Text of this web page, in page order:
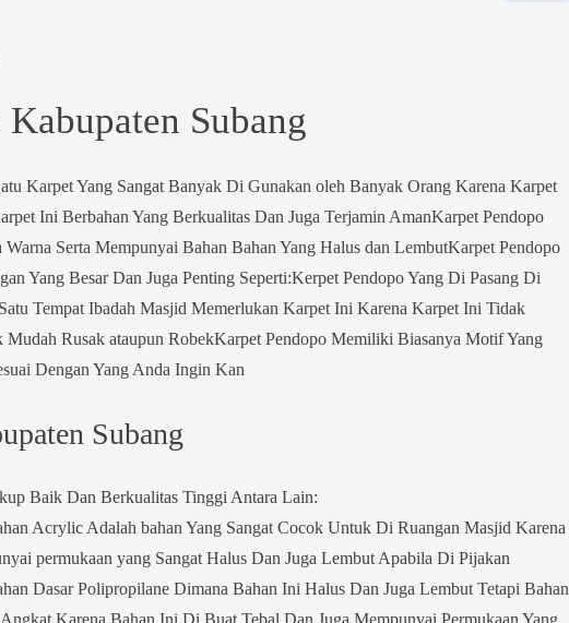
Subang
Karpet Yang Sangat Banyak Di Gunakan oleh Banyak Orang Karena Karpet
Ini Berbahan Yang Berkualitas Dan Juga Terjamin AmanKarpet Pendopo
Serta Mempunyai Bahan Bahan Yang Halus dan LembutKarpet Pendopo
Yang Besar Dan Juga Penting Seperti:Kerpet Pendopo Yang Di Pasang Di
Tempat Ibadah Masjid Memerlukan Karpet Ini Karena Karpet Ini Tidak
Rusak ataupun RobekKarpet Pendopo Memiliki Biasanya Motif Yang
Dengan Yang Anda Ingin Kan
Subang
Baik Dan Berkualitas Tinggi Antara Lain:
Acrylic Adalah bahan Yang Sangat Cocok Untuk Di Ruangan Masjid Karena
permukaan yang Sangat Halus Dan Juga Lembut Apabila Di Pijakan
Dasar Polipropilane Dimana Bahan Ini Halus Dan Juga Lembut Tetapi Bahan
Karena Bahan Ini Di Buat Tebal Dan Juga Mempunyai Permukaan Yang